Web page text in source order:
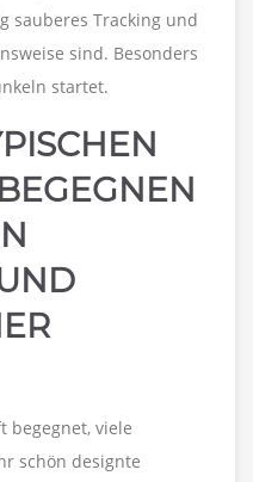
sauberes Tracking und
sind. Besonders
startet.
begegnet, viele
schön designte